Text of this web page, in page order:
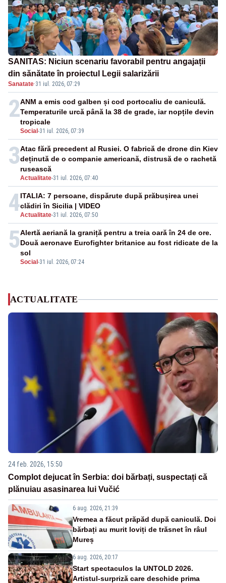
SANITAS: Niciun scenariu favorabil pentru angajații
din sănătate în proiectul Legii salarizării
Sanatate·31 iul. 2026, 07:29
2
Social -31 iul. 2026, 07:39
ANM a emis cod galben și cod portocaliu de caniculă.
Temperaturile urcă până la 38 de grade, iar nopțile devin
tropicale
3
Actualitate-31 iul. 2026, 07:40
Atac fără precedent al Rusiei. O fabrică de drone din Kiev
deținută de o companie americană, distrusă de o rachetă
rusească
4Actualitate-31 iul. 2026, 07:50
ITALIA: 7 persoane, dispărute după prăbușirea unei
clădiri în Sicilia | VIDEO
5
Social -31 iul. 2026, 07:24
Alertă aeriană la graniță pentru a treia oară în 24 de ore.
Două aeronave Eurofighter britanice au fost ridicate de la
sol
ACTUALITATE
24 feb. 2026, 15:50
Complot dejucat în Serbia: doi bărbați, suspectați că
plănuiau asasinarea lui Vučić
6 aug. 2026, 21:39
Vremea a făcut prăpăd după caniculă. Doi
bărbați au murit loviți de trăsnet în râul
Mureș
6 aug. 2026, 20:17
Start spectaculos la UNTOLD 2026.
Artistul-surpriză care deschide prima